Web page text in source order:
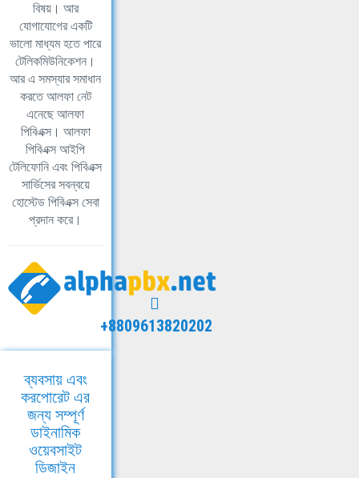
বিষয়। আর
যোগাযোগের একটি
ভালো মাধ্যম হতে পারে
টেলিকমিউনিকেশন।
আর এ সমস্যার সমাধান
করতে আলফা নেট
এনেছে আলফা
পিবিএক্স। আলফা
পিবিএক্স আইপি
টেলিফোনি এবং পিবিএক্স
সার্ভিসের সবন্বয়ে
হোস্টেড পিবিএক্স সেবা
প্রদান করে।
+8809613820202
ব্যবসায় এবং
করপোরেট এর
জন্য সম্পূর্ণ
ডাইনামিক
ওয়েবসাইট
ডিজাইন